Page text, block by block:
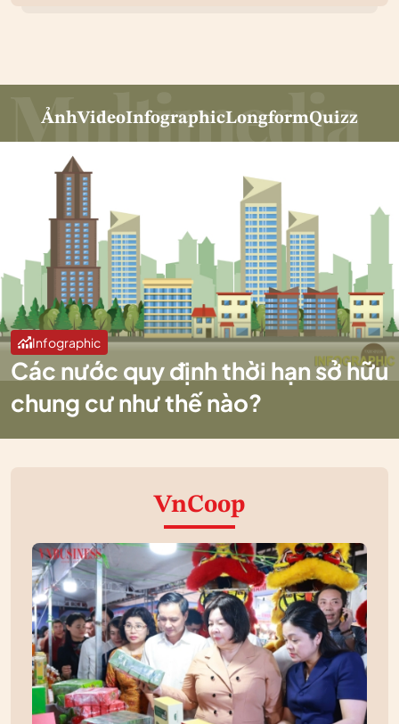
ẢnhVideoInfographicLongformQuizz
Infographic
Các nước quy định thời hạn sở hữu
chung cư như thế nào?
VnCoop